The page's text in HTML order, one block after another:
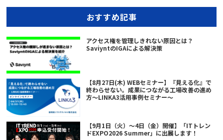
おすすめ記事
アクセス権を管理しきれない原因とは？
SaviyntのIGAによる解決策
【8月27日(木) WEBセミナー】『見える化』で
終わらせない。成果につながる工場改善の進め
方～LINKA3活用事例セミナー～
【9月1日（火）～4日（金）開催】「ITトレン
ドEXPO2026 Summer」に出展します！